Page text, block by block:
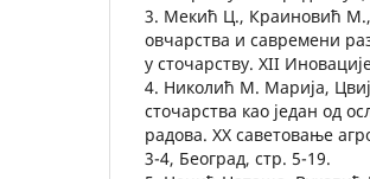
3. Мекић Ц., Краиновић
овчарства и савремени
у сточарству. XII
4. Николић М. Марија,
сточарства као један од
радова. XX саветовање
3-4, Београд, стр. 5-19.